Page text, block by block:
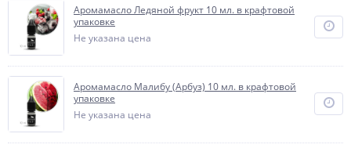
Аромамасло Ледяной фрукт 10 мл. в крафтовой
упаковке
Не указана цена
Аромамасло Малибу (Арбуз) 10 мл. в крафтовой
упаковке
Не указана цена